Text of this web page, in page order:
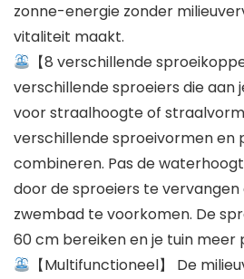
zonne-energie zonder
vitaliteit maakt.
【8 verschillende
verschillende sproeiers die aan
voor straalhoogte of
verschillende sproeivormen en
combineren. Pas de
door de sproeiers te
zwembad te voorkomen. De
60 cm bereiken en je tuin meer
【Multifunctioneel】 De